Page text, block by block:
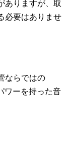
ありますが、取
必要はありませ
ならではの
ワーを持った音